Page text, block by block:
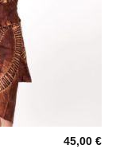
45,00 €